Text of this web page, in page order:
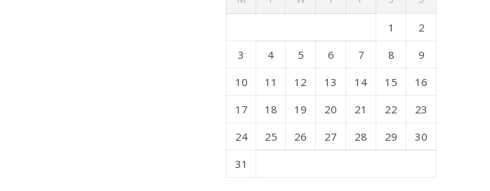
1
2
3
4 5 6 7 8
9
10
11 12 13 14 15
16
17
18 19 20 21 22
23
24
25 26 27 28 29
30
31